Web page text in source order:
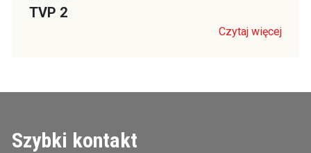
TVP 2
Czytaj więcej
Szybki kontakt